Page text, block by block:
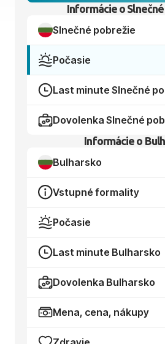
Informácie o
Slnečné pobrežie
Počasie
Last minute Slnečné
Dovolenka Slnečné
Informácie o
Bulharsko
Vstupné formality
Počasie
Last minute Bulharsko
Dovolenka Bulharsko
Mena, cena, nákupy